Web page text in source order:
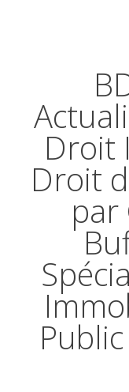
Droit
Droit
par